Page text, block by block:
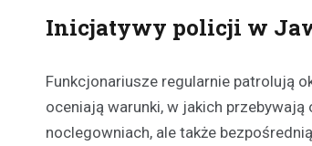
Inicjatywy policji w
Funkcjonariusze regularnie patrolują
oceniają warunki, w jakich
noclegowniach, ale także